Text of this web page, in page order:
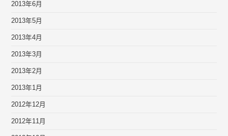
2013年6月
2013年5月
2013年4月
2013年3月
2013年2月
2013年1月
2012年12月
2012年11月